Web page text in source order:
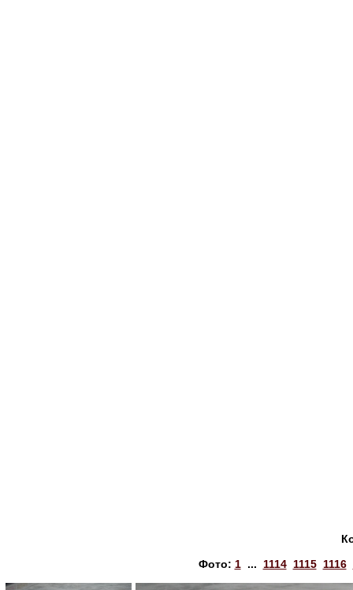
Фото: 1... 1114 1115 1116